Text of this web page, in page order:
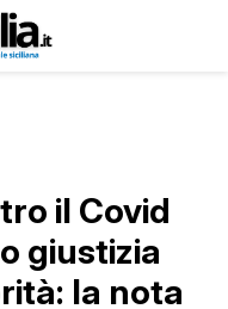
il Covid
giustizia
la nota